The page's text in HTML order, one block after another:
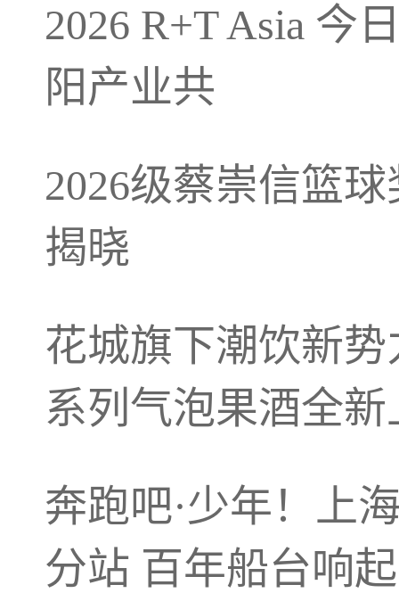
2026 R+T Asia 今
阳产业共
2026级蔡崇信篮
揭晓
花城旗下潮饮新
系列气泡果酒全新
奔跑吧·少年！上
分站 百年船台响